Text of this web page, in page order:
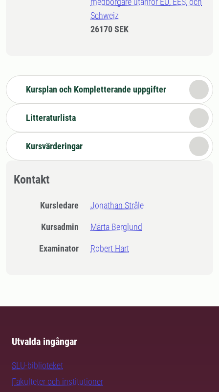
Schweiz
26170 SEK
Kursplan och Kompletterande uppgifter
Litteraturlista
Kursvärderingar
Kontakt
Kursledare Jonathan Stråle
Kursadmin Märta Berglund
Examinator Robert Hart
Utvalda ingångar
SLU-biblioteket
Fakulteter och institutioner